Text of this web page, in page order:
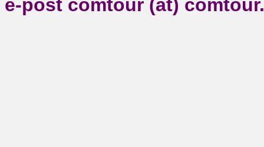
e-post comtour (at)